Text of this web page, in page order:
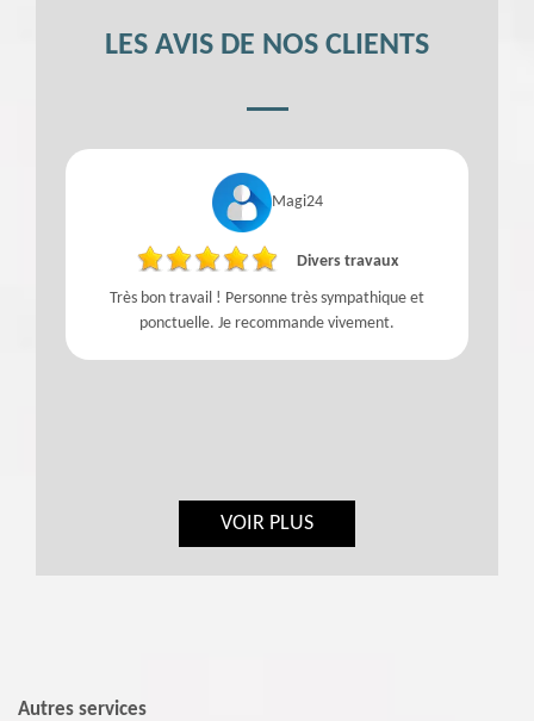
LES AVIS DE NOS CLIENTS
Magi24
Divers travaux
Très bon travail ! Personne très sympathique et
ponctuelle. Je recommande vivement.
VOIR PLUS
Autres services